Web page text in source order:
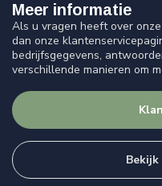
Meer informatie
Als u vragen heeft over
dan onze
bedrijfsgegevens,
verschillende manieren om